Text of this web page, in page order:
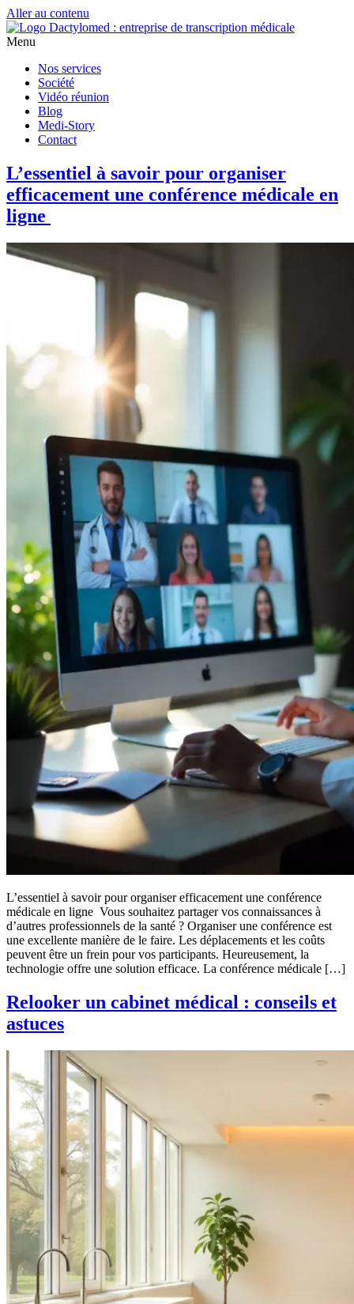
Aller au contenu
Menu
Nos services
Société
Vidéo réunion
Blog
Medi-Story
Contact
L’essentiel à savoir pour organiser
efficacement une conférence médicale en
ligne
L’essentiel à savoir pour organiser efficacement une conférence
médicale en ligne Vous souhaitez partager vos connaissances à
d’autres professionnels de la santé ? Organiser une conférence est
une excellente manière de le faire. Les déplacements et les coûts
peuvent être un frein pour vos participants. Heureusement, la
technologie offre une solution efficace. La conférence médicale […]
Relooker un cabinet médical : conseils et
astuces